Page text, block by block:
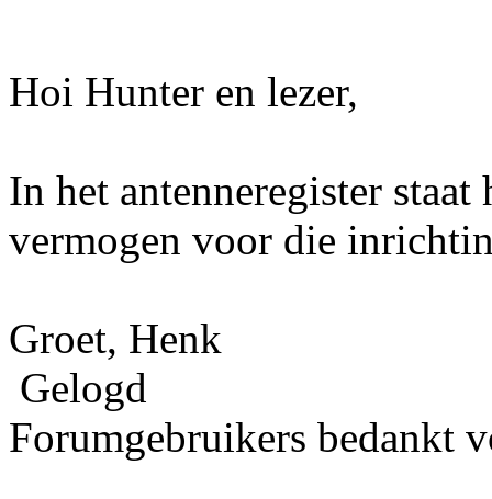
Hoi Hunter en lezer,
In het antenneregister staat
vermogen voor die
Groet, Henk
Gelogd
Forumgebruikers bedankt